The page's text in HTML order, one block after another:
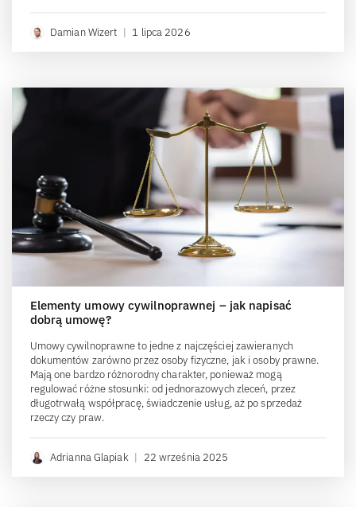
Damian Wizert | 1 lipca 2026
Elementy umowy cywilnoprawnej – jak napisać
dobrą umowę?
Umowy cywilnoprawne to jedne z najczęściej zawieranych
dokumentów zarówno przez osoby fizyczne, jak i osoby prawne.
Mają one bardzo różnorodny charakter, ponieważ mogą
regulować różne stosunki: od jednorazowych zleceń, przez
długotrwałą współpracę, świadczenie usług, aż po sprzedaż
rzeczy czy praw.
Adrianna Glapiak | 22 września 2025